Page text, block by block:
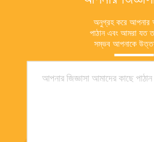
অনুগ্রহ করে আপনার
পাঠান এবং আমরা যত
সম্ভব আপনাকে